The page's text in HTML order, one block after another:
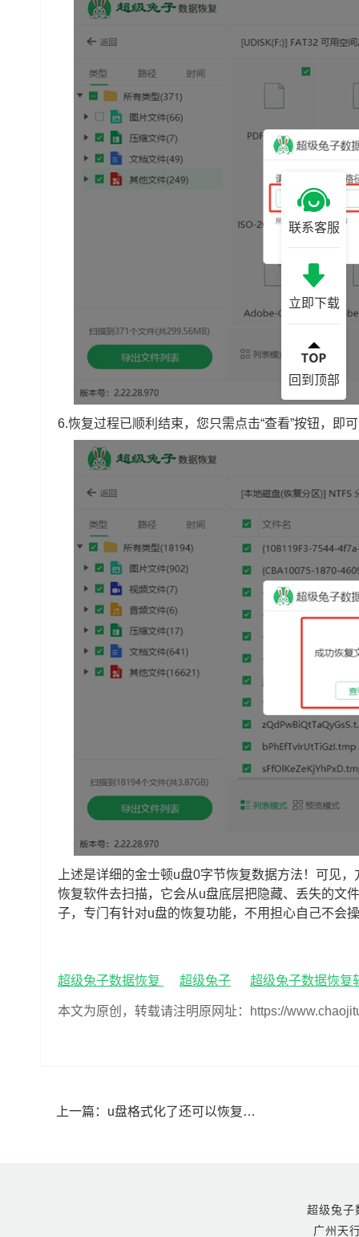
6.恢复过程已顺利结束，您只需点击“查看”按钮，即
上述是详细的金士顿u盘0字节恢复数据方法！可见
恢复软件去扫描，它会从u盘底层把隐藏、丢失的文
子，专门有针对u盘的恢复功能，不用担心自己不会
超级兔子数据恢复 超级兔子 超级兔子数据恢复
本文为原创，转载请注明原网址：https://
上一篇： u盘格式化了还可以恢复数据吗(格式化过的u盘怎么恢复数据)
超级兔
广州天
联系客服
立即下载
回到顶部